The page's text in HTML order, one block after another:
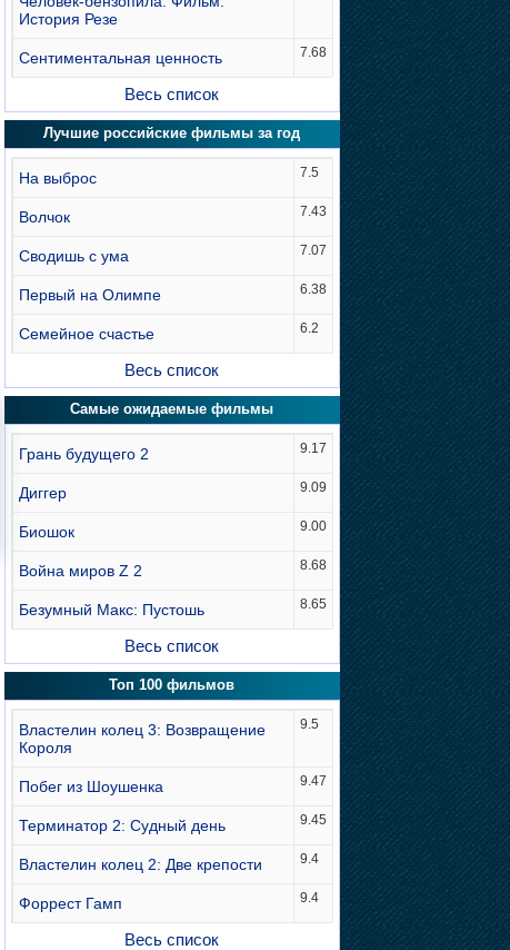
История Резе
Сентиментальная ценность 7.68
Весь список
Лучшие российские фильмы за год
На выброс 7.5
Волчок 7.43
Сводишь с ума 7.07
Первый на Олимпе 6.38
Семейное счастье 6.2
Весь список
Самые ожидаемые фильмы
Грань будущего 2 9.17
Диггер 9.09
Биошок 9.00
Война миров Z 2 8.68
Безумный Макс: Пустошь 8.65
Весь список
Топ 100 фильмов
Властелин колец 3: Возвращение
Короля
9.5
Побег из Шоушенка 9.47
Терминатор 2: Судный день 9.45
Властелин колец 2: Две крепости 9.4
Форрест Гамп 9.4
Весь список